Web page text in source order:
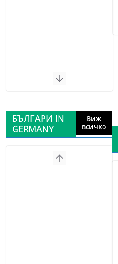
БЪЛГАРИ IN
GERMANY
Виж
всичко